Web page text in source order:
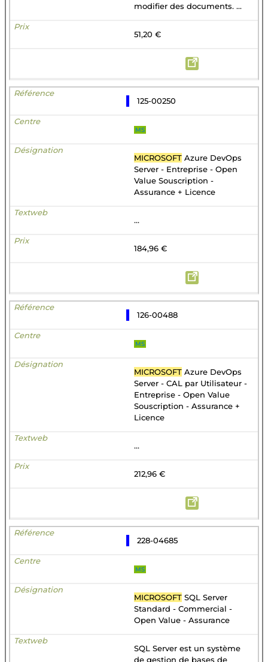
modifier des documents. ...
51,20 €
125-00250
MS
MICROSOFT Azure DevOps
Server - Entreprise - Open
Value Souscription -
Assurance + Licence
...
184,96 €
126-00488
MS
MICROSOFT Azure DevOps
Server - CAL par Utilisateur -
Entreprise - Open Value
Souscription - Assurance +
Licence
...
212,96 €
228-04685
MS
MICROSOFT SQL Server
Standard - Commercial -
Open Value - Assurance
SQL Server est un système
de gestion de bases de